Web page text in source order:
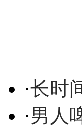
·长时
·男人